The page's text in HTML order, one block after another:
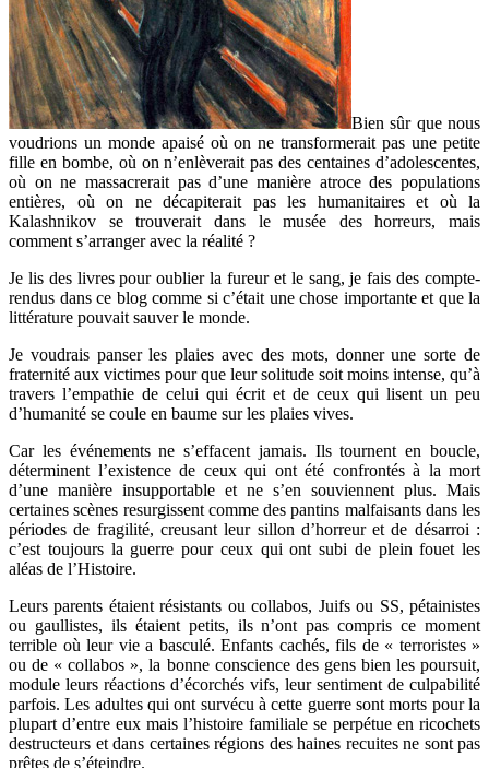
Bien sûr que nous
voudrions un monde apaisé où on ne transformerait pas une petite
fille en bombe, où on n’enlèverait pas des centaines d’adolescentes,
où on ne massacrerait pas d’une manière atroce des populations
entières, où on ne décapiterait pas les humanitaires et où la
Kalashnikov se trouverait dans le musée des horreurs, mais
comment s’arranger avec la réalité ?
Je lis des livres pour oublier la fureur et le sang, je fais des compte-
rendus dans ce blog comme si c’était une chose importante et que la
littérature pouvait sauver le monde.
Je voudrais panser les plaies avec des mots, donner une sorte de
fraternité aux victimes pour que leur solitude soit moins intense, qu’à
travers l’empathie de celui qui écrit et de ceux qui lisent un peu
d’humanité se coule en baume sur les plaies vives.
Car les événements ne s’effacent jamais. Ils tournent en boucle,
déterminent l’existence de ceux qui ont été confrontés à la mort
d’une manière insupportable et ne s’en souviennent plus. Mais
certaines scènes resurgissent comme des pantins malfaisants dans les
périodes de fragilité, creusant leur sillon d’horreur et de désarroi :
c’est toujours la guerre pour ceux qui ont subi de plein fouet les
aléas de l’Histoire.
Leurs parents étaient résistants ou collabos, Juifs ou SS, pétainistes
ou gaullistes, ils étaient petits, ils n’ont pas compris ce moment
terrible où leur vie a basculé. Enfants cachés, fils de « terroristes »
ou de « collabos », la bonne conscience des gens bien les poursuit,
module leurs réactions d’écorchés vifs, leur sentiment de culpabilité
parfois. Les adultes qui ont survécu à cette guerre sont morts pour la
plupart d’entre eux mais l’histoire familiale se perpétue en ricochets
destructeurs et dans certaines régions des haines recuites ne sont pas
prêtes de s’éteindre.